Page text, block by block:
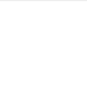
세계의 중요한 사건
있어 다양한 영역
흥미에 대해서도
. 워크북의 활동을